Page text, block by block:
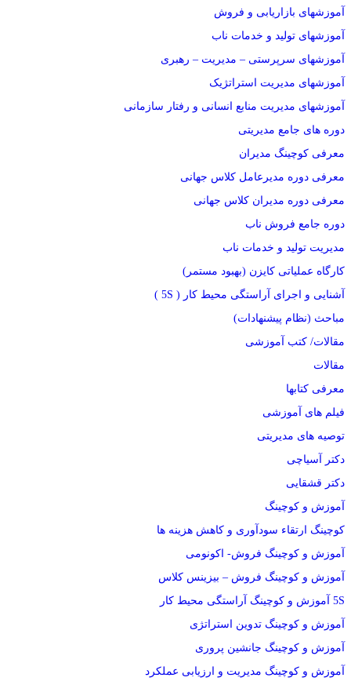
آموزشهای بازاریابی و فروش
آموزشهای تولید و خدمات ناب
آموزشهای سرپرستی – مدیریت – رهبری
آموزشهای مدیریت استراتژیک
آموزشهای مدیریت منابع انسانی و رفتار سازمانی
دوره های جامع مدیریتی
معرفی کوچینگ مدیران
معرفی دوره مدیرعامل کلاس جهانی
معرفی دوره مدیران کلاس جهانی
دوره جامع فروش ناب
مدیریت تولید و خدمات ناب
کارگاه عملیاتی کایزن (بهبود مستمر)
آشنایی و اجرای آراستگی محیط کار ( 5S )
مباحث (نظام پیشنهادات)
مقالات/ کتب آموزشی
مقالات
معرفی کتابها
فیلم های آموزشی
توصیه های مدیریتی
دکتر آسیاچی
دکتر قشقایی
آموزش و کوچینگ
کوچینگ ارتقاء سودآوری و کاهش هزینه ها
آموزش و کوچینگ فروش- اکونومی
آموزش و کوچینگ فروش – بیزینس کلاس
5S آموزش و کوچینگ آراستگی محیط کار
آموزش و کوچینگ تدوین استراتژی
آموزش و کوچینگ جانشین پروری
آموزش و کوچینگ مدیریت و ارزیابی عملکرد